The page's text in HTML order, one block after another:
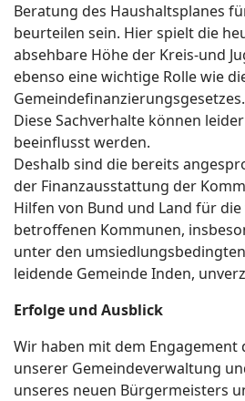
Beratung des Haushaltsplanes
beurteilen sein. Hier spielt die
absehbare Höhe der Kreis-und
ebenso eine wichtige Rolle wie
Gemeindefinanzierungsgesetzes.
Diese Sachverhalte können
beeinflusst werden.
Deshalb sind die bereits
der Finanzausstattung der
Hilfen von Bund und Land für
betroffenen Kommunen,
unter den
leidende Gemeinde Inden,
Erfolge und Ausblick
Wir haben mit dem
unserer Gemeindeverwaltung
unseres neuen Bürgermeisters